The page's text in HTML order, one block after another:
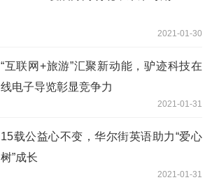
2021-01-30
“互联网+旅游”汇聚新动能，驴迹科技在
线电子导览彰显竞争力
2021-01-31
15载公益心不变，华尔街英语助力“爱心
树”成长
2021-01-31